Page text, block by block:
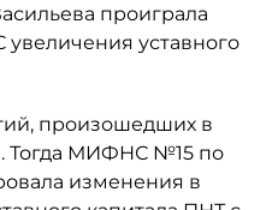
проиграла
уставного
произошедших в
Тогда МИФНС №15 по
изменения в